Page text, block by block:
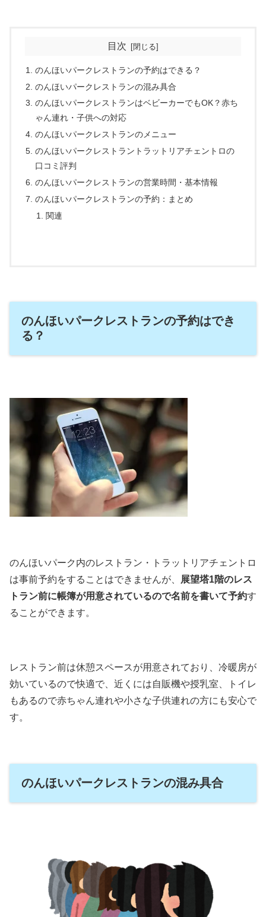
目次
のんほいパークレストランの予約はできる？
のんほいパークレストランの混み具合
のんほいパークレストランはベビーカーでもOK？赤ち
ゃん連れ・子供への対応
のんほいパークレストランのメニュー
のんほいパークレストラントラットリアチェントロの
口コミ評判
のんほいパークレストランの営業時間・基本情報
のんほいパークレストランの予約：まとめ
関連
のんほいパークレストランの予約はでき
る？
のんほいパーク内のレストラン・トラットリアチェントロ
は事前予約をすることはできませんが、
展望塔1階のレス
トラン前に帳簿が用意されているので名前を書いて予約す
ることができます。
レストラン前は休憩スペースが用意されており、冷暖房が
効いているので快適で、近くには自販機や授乳室、トイレ
もあるので赤ちゃん連れや小さな子供連れの方にも安心で
す。
のんほいパークレストランの混み具合